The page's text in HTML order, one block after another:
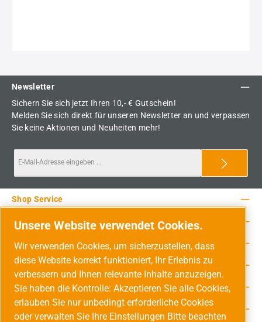
Newsletter
Sichern Sie sich jetzt Ihren 10,- € Gutschein!
Melden Sie sich direkt für unseren Newsletter an und verpassen
Sie keine Aktionen und Neuheiten mehr!
Service-Hotline
Shop Service
Rechtliche Hinweise
Unsere Vorteile
Versandarten
Zahlungsarten
Unsere Website verwendet Cookies.
Wir verwenden Cookies, um sicherzustellen, dass
diese Website korrekt funktioniert, Ihr Erlebnis zu
verbessern und Ihnen relevante Inhalte anzuzeigen.
Sie haben die Kontrolle: Akzeptieren Sie alle Cookies,
erlauben Sie nur unbedingt erforderliche Cookies
oder verwalten Sie Ihre Einstellungen Bitte beachten